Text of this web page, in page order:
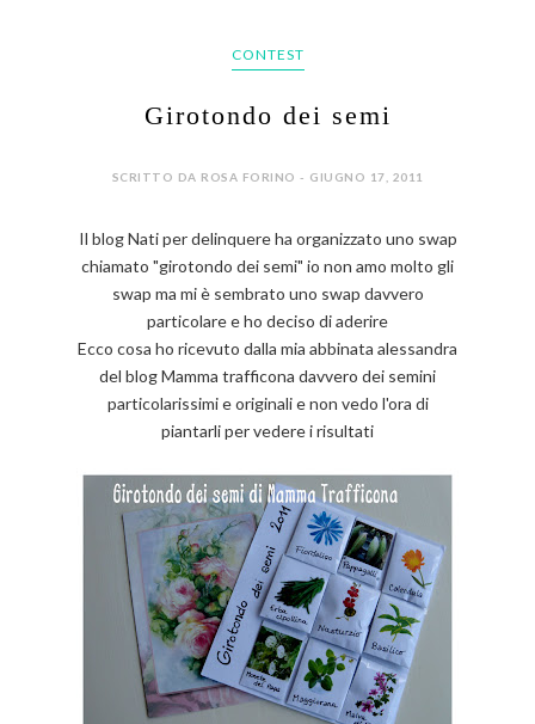
CONTEST
Girotondo dei semi
SCRITTO DA ROSA FORINO - GIUGNO 17, 2011
Il blog Nati per delinquere ha organizzato uno swap
chiamato "girotondo dei semi" io non amo molto gli
swap ma mi è sembrato uno swap davvero
particolare e ho deciso di aderire
Ecco cosa ho ricevuto dalla mia abbinata alessandra
del blog Mamma trafficona davvero dei semini
particolarissimi e originali e non vedo l'ora di
piantarli per vedere i risultati